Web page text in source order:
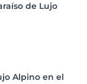
de Lujo
Alpino en el